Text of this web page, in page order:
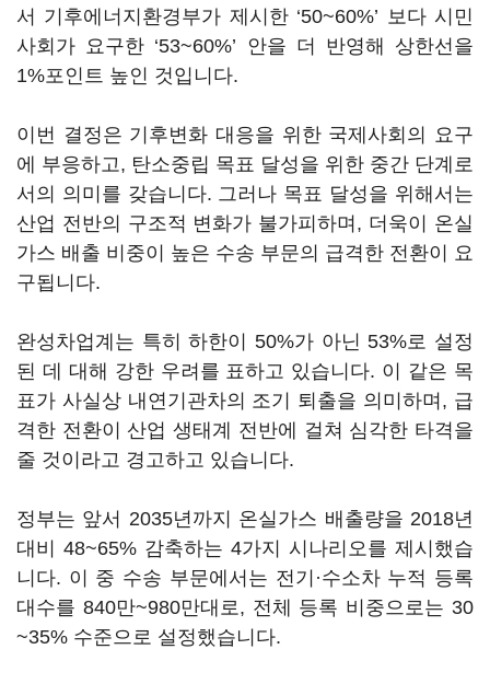
서 기후에너지환경부가 제시한 ‘50~60%’ 보다 시민
사회가 요구한 ‘53~60%’ 안을 더 반영해 상한선을
1%포인트 높인 것입니다.
이번 결정은 기후변화 대응을 위한 국제사회의 요구
에 부응하고, 탄소중립 목표 달성을 위한 중간 단계로
서의 의미를 갖습니다. 그러나 목표 달성을 위해서는
산업 전반의 구조적 변화가 불가피하며, 더욱이 온실
가스 배출 비중이 높은 수송 부문의 급격한 전환이 요
구됩니다.
완성차업계는 특히 하한이 50%가 아닌 53%로 설정
된 데 대해 강한 우려를 표하고 있습니다. 이 같은 목
표가 사실상 내연기관차의 조기 퇴출을 의미하며, 급
격한 전환이 산업 생태계 전반에 걸쳐 심각한 타격을
줄 것이라고 경고하고 있습니다.
정부는 앞서 2035년까지 온실가스 배출량을 2018년
대비 48~65% 감축하는 4가지 시나리오를 제시했습
니다. 이 중 수송 부문에서는 전기·수소차 누적 등록
대수를 840만~980만대로, 전체 등록 비중으로는 30
~35% 수준으로 설정했습니다.